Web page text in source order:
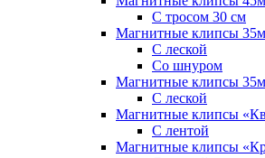
С тросом 30 см
Магнитные клипсы
С леской
Со шнуром
Магнитные клипсы
С леской
Магнитные клипсы
С лентой
Магнитные клипсы